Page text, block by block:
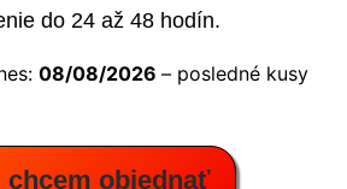
do 24 až 48 hodín.
08/08/2026 – posledné kusy
chcem objednať